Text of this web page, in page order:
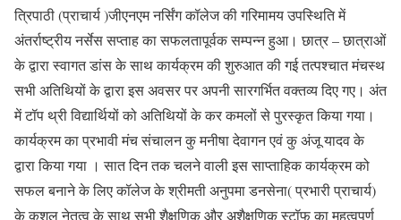
त्रिपाठी (प्राचार्य )जीएनएम नर्सिंग कॉलेज की गरिमामय उपस्थिति में
अंतर्राष्ट्रीय नर्सेस सप्ताह का सफलतापूर्वक सम्पन्न हुआ। छात्र – छात्राओं
के द्वारा स्वागत डांस के साथ कार्यक्रम की शुरुआत की गई तत्पश्चात मंचस्थ
सभी अतिथियों के द्वारा इस अवसर पर अपनी सारगर्भित वक्तव्य दिए गए। अंत
में टॉप थ्री विद्यार्थियों को अतिथियों के कर कमलों से पुरस्कृत किया गया।
कार्यक्रम का प्रभावी मंच संचालन कु मनीषा देवागन एवं कु अंजू यादव के
द्वारा किया गया । सात दिन तक चलने वाली इस साप्ताहिक कार्यक्रम को
सफल बनाने के लिए कॉलेज के श्रीमती अनुपमा डनसेना( प्रभारी प्राचार्य)
के कुशल नेतृत्व के साथ सभी शैक्षणिक और अशैक्षणिक स्टॉफ का महत्वपूर्ण